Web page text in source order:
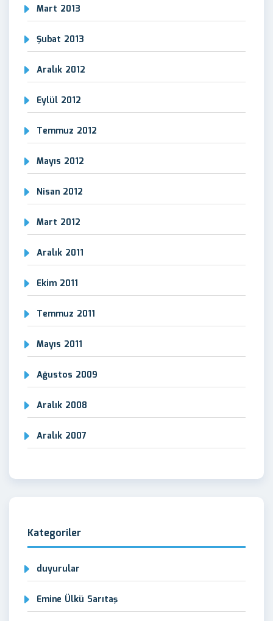
Mart 2013
Şubat 2013
Aralık 2012
Eylül 2012
Temmuz 2012
Mayıs 2012
Nisan 2012
Mart 2012
Aralık 2011
Ekim 2011
Temmuz 2011
Mayıs 2011
Ağustos 2009
Aralık 2008
Aralık 2007
Kategoriler
duyurular
Emine Ülkü Sarıtaş